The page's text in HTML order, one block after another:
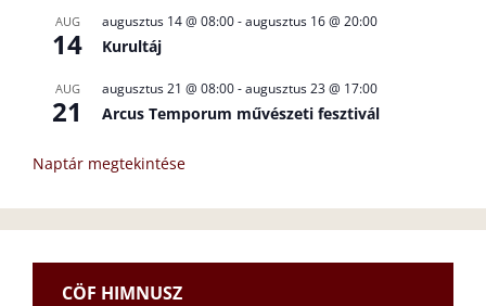
AUG
14
augusztus 14 @ 08:00-augusztus 16 @ 20:00
Kurultáj
AUG
21
augusztus 21 @ 08:00-augusztus 23 @ 17:00
Arcus Temporum művészeti fesztivál
Naptár megtekintése
CÖF HIMNUSZ